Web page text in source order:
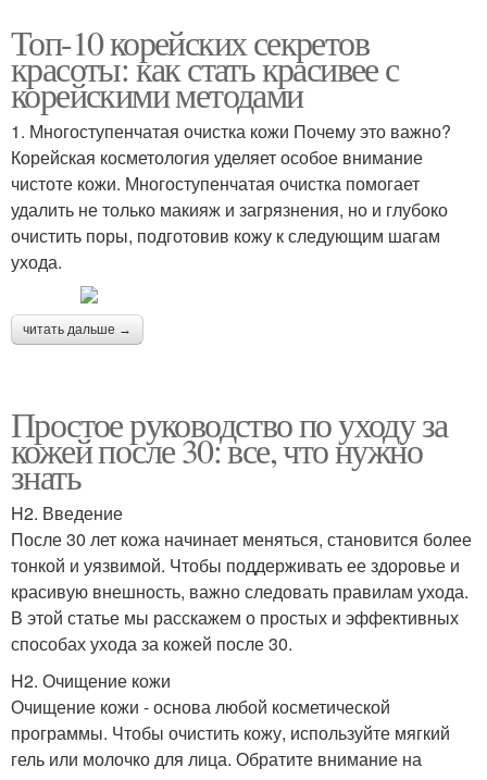
Топ-10 корейских секретов
красоты: как стать красивее с
корейскими методами
1. Многоступенчатая очистка кожи Почему это важно?
Корейская косметология уделяет особое внимание
чистоте кожи. Многоступенчатая очистка помогает
удалить не только макияж и загрязнения, но и глубоко
очистить поры, подготовив кожу к следующим шагам
ухода.
читать дальше →
Простое руководство по уходу за
кожей после 30: все, что нужно
знать
H2. Введение
После 30 лет кожа начинает меняться, становится более
тонкой и уязвимой. Чтобы поддерживать ее здоровье и
красивую внешность, важно следовать правилам ухода.
В этой статье мы расскажем о простых и эффективных
способах ухода за кожей после 30.
H2. Очищение кожи
Очищение кожи - основа любой косметической
программы. Чтобы очистить кожу, используйте мягкий
гель или молочко для лица. Обратите внимание на